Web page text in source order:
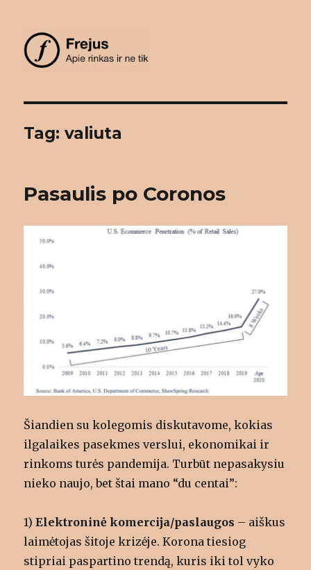
Tag: valiuta
Pasaulis po Coronos
Šiandien su kolegomis diskutavome, kokias
ilgalaikes pasekmes verslui, ekonomikai ir
rinkoms turės pandemija. Turbūt nepasakysiu
nieko naujo, bet štai mano “du centai”:
1)Elektroninė komercija/paslaugos – aiškus
laimėtojas šitoje krizėje. Korona tiesiog
stipriai paspartino trendą, kuris iki tol vyko